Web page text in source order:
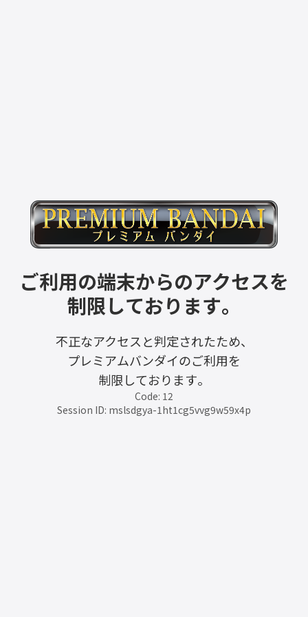
ご利用の端末からのアクセスを
制限しております。
不正なアクセスと判定されたため、
プレミアムバンダイのご利用を
制限しております。
Code: 12
Session ID: mslsdgya-1ht1cg5vvg9w59x4p